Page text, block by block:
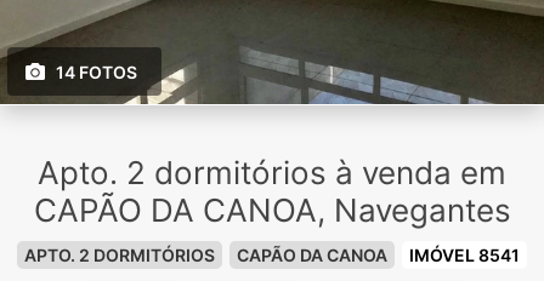
14 FOTOS
Apto. 2 dormitórios à venda em
CAPÃO DA CANOA, Navegantes
APTO. 2 DORMITÓRIOS CAPÃO DA CANOA IMÓVEL 8541